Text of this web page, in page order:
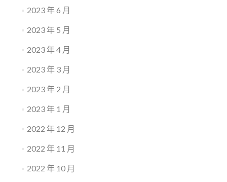
2023 年 6 月
2023 年 5 月
2023 年 4 月
2023 年 3 月
2023 年 2 月
2023 年 1 月
2022 年 12 月
2022 年 11 月
2022 年 10 月